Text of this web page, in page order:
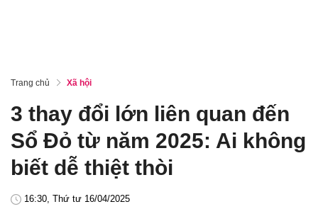
Trang chủ Xã hội
3 thay đổi lớn liên quan đến
Sổ Đỏ từ năm 2025: Ai không
biết dễ thiệt thòi
16:30, Thứ tư 16/04/2025